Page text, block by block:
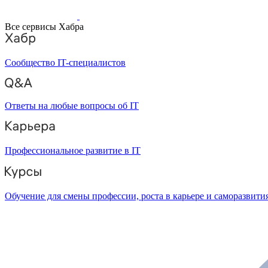
Все сервисы Хабра
Сообщество IT-специалистов
Ответы на любые вопросы об IT
Профессиональное развитие в IT
Обучение для смены профессии, роста в карьере и